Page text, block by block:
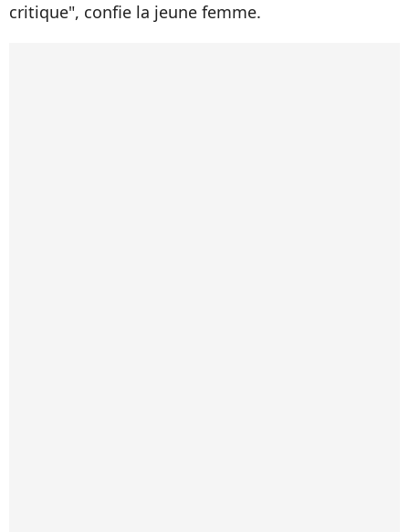
critique", confie la jeune femme.